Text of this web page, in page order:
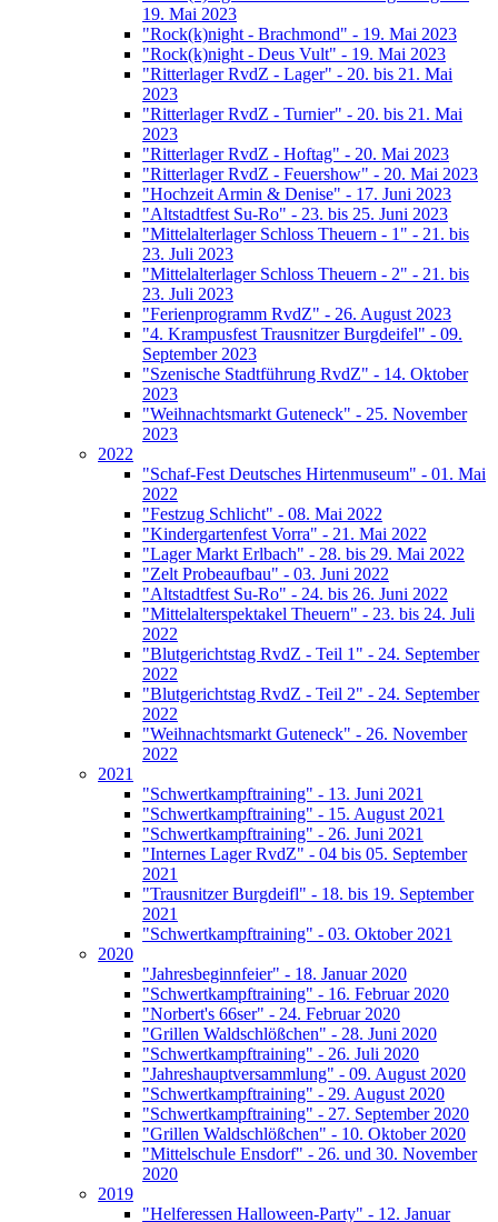
19. Mai 2023
"Rock(k)night - Brachmond" - 19. Mai 2023
"Rock(k)night - Deus Vult" - 19. Mai 2023
"Ritterlager RvdZ - Lager" - 20. bis 21. Mai
2023
"Ritterlager RvdZ - Turnier" - 20. bis 21. Mai
2023
"Ritterlager RvdZ - Hoftag" - 20. Mai 2023
"Ritterlager RvdZ - Feuershow" - 20. Mai 2023
"Hochzeit Armin & Denise" - 17. Juni 2023
"Altstadtfest Su-Ro" - 23. bis 25. Juni 2023
"Mittelalterlager Schloss Theuern - 1" - 21. bis
23. Juli 2023
"Mittelalterlager Schloss Theuern - 2" - 21. bis
23. Juli 2023
"Ferienprogramm RvdZ" - 26. August 2023
"4. Krampusfest Trausnitzer Burgdeifel" - 09.
September 2023
"Szenische Stadtführung RvdZ" - 14. Oktober
2023
"Weihnachtsmarkt Guteneck" - 25. November
2023
2022
"Schaf-Fest Deutsches Hirtenmuseum" - 01. Mai
2022
"Festzug Schlicht" - 08. Mai 2022
"Kindergartenfest Vorra" - 21. Mai 2022
"Lager Markt Erlbach" - 28. bis 29. Mai 2022
"Zelt Probeaufbau" - 03. Juni 2022
"Altstadtfest Su-Ro" - 24. bis 26. Juni 2022
"Mittelalterspektakel Theuern" - 23. bis 24. Juli
2022
"Blutgerichtstag RvdZ - Teil 1" - 24. September
2022
"Blutgerichtstag RvdZ - Teil 2" - 24. September
2022
"Weihnachtsmarkt Guteneck" - 26. November
2022
2021
"Schwertkampftraining" - 13. Juni 2021
"Schwertkampftraining" - 15. August 2021
"Schwertkampftraining" - 26. Juni 2021
"Internes Lager RvdZ" - 04 bis 05. September
2021
"Trausnitzer Burgdeifl" - 18. bis 19. September
2021
"Schwertkampftraining" - 03. Oktober 2021
2020
"Jahresbeginnfeier" - 18. Januar 2020
"Schwertkampftraining" - 16. Februar 2020
"Norbert's 66ser" - 24. Februar 2020
"Grillen Waldschlößchen" - 28. Juni 2020
"Schwertkampftraining" - 26. Juli 2020
"Jahreshauptversammlung" - 09. August 2020
"Schwertkampftraining" - 29. August 2020
"Schwertkampftraining" - 27. September 2020
"Grillen Waldschlößchen" - 10. Oktober 2020
"Mittelschule Ensdorf" - 26. und 30. November
2020
2019
"Helferessen Halloween-Party" - 12. Januar